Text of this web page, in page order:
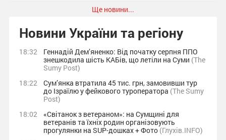
Ще новини...
Новини України та регіону
18:32
Геннадій Дем’яненко: Від початку серпня ППО
знешкодила шість КАБів, що летіли на Суми (The
Sumy Post)
18:22
Сум’янка втратила 45 тис. грн, замовивши тур
до Ізраїлю у фейкового туроператора (The Sumy
Post)
18:02
«Світанок з ветераном»: на Сумщині для
ветеранів та їхніх родин організовують
прогулянки на SUP-дошках + Фото (Глухів.INFO)